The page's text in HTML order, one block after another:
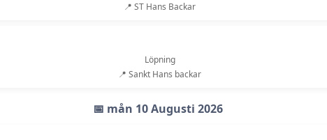
📍 ST Hans Backar
Löpning
📍 Sankt Hans backar
📅 mån 10 Augusti 2026